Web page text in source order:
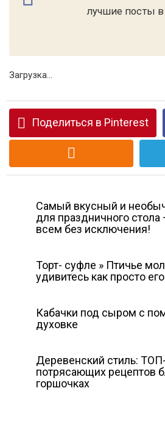
лучшие посты в
Загрузка...
Поделиться в Pinterest
Самый вкусный и
для праздничного стола
всем без исключения!
Торт- суфле » Птичье
удивитесь как просто
Кабачки под сыром с
духовке
Деревенский стиль:
потрясающих рецептов
горшочках